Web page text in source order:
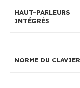
HAUT-PARLEURS
INTÉGRÉS
NORME DU CLAVIER